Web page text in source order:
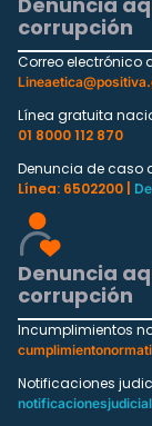
corrupción
Correo electrónico
Línea gratuita
01 8000 112 870
Denuncia de caso
Línea: 6502200 |
Denuncia
corrupción
Incumplimientos
Notificaciones